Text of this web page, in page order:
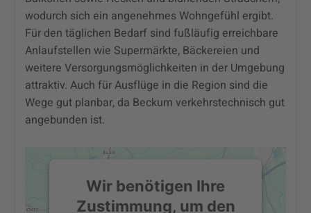
wodurch sich ein angenehmes Wohngefühl ergibt.
Für den täglichen Bedarf sind fußläufig erreichbare
Anlaufstellen wie Supermärkte, Bäckereien und
weitere Versorgungsmöglichkeiten in der Umgebung
attraktiv. Auch für Ausflüge in die Region sind die
Wege gut planbar, da Beckum verkehrstechnisch gut
angebunden ist.
Wir benötigen Ihre
Zustimmung, um den